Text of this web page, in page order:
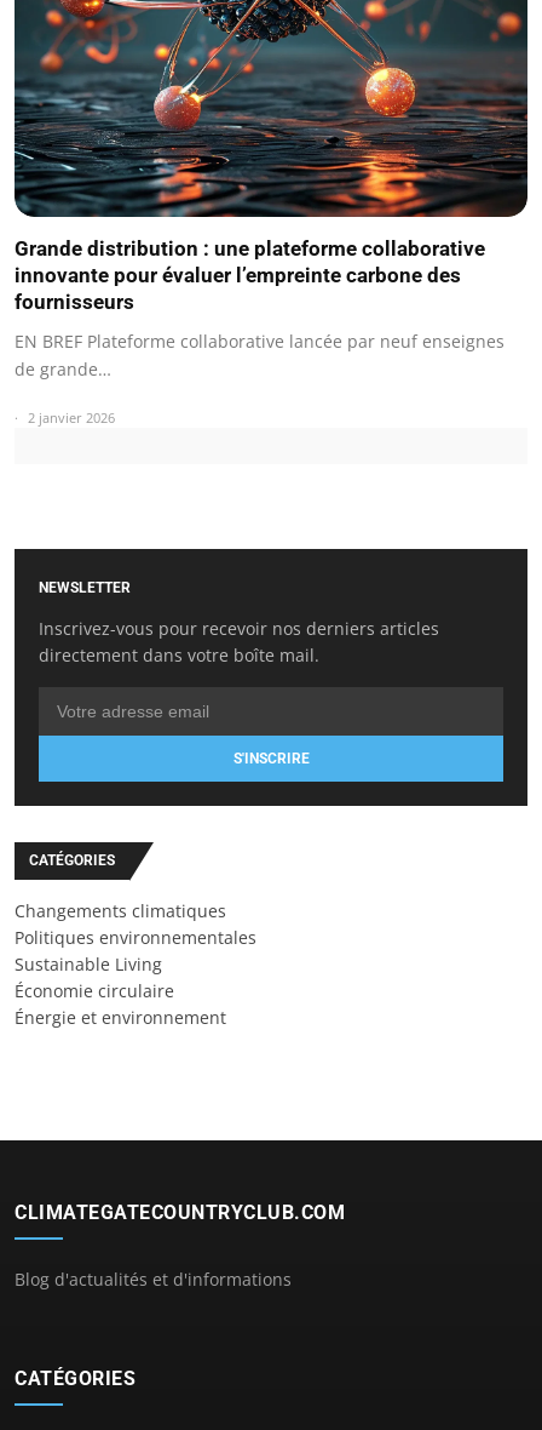
Grande distribution : une plateforme collaborative
innovante pour évaluer l’empreinte carbone des
fournisseurs
EN BREF Plateforme collaborative lancée par neuf enseignes
de grande…
2 janvier 2026
NEWSLETTER
Inscrivez-vous pour recevoir nos derniers articles
directement dans votre boîte mail.
S'INSCRIRE
CATÉGORIES
Changements climatiques
Politiques environnementales
Sustainable Living
Économie circulaire
Énergie et environnement
CLIMATEGATECOUNTRYCLUB.COM
Blog d'actualités et d'informations
CATÉGORIES